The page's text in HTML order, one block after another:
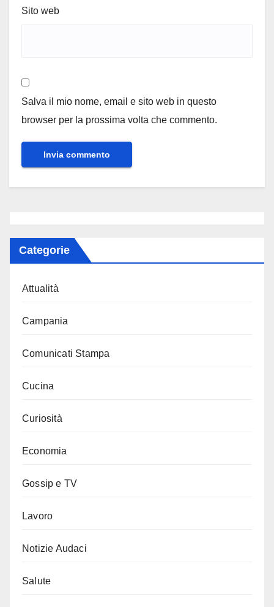
Sito web
Salva il mio nome, email e sito web in questo
browser per la prossima volta che commento.
Categorie
Attualità
Campania
Comunicati Stampa
Cucina
Curiosità
Economia
Gossip e TV
Lavoro
Notizie Audaci
Salute